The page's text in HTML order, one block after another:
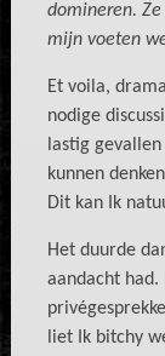
domineren.
mijn voeten
Et voila,
nodige
lastig
kunnen
Dit kan Ik
Het duurde
aandacht
liet Ik bitchy